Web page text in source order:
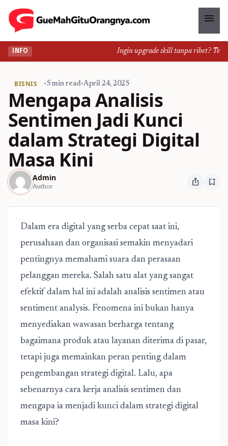
menu
INFO Ingin upgrade skill tanpa ribet?
BISNIS •5 min read•April 24, 2025
Mengapa Analisis
Sentimen Jadi Kunci
dalam Strategi Digital
Masa Kini
Admin
Author ios_share bookmark_add
Dalam era digital yang serba cepat saat ini,
perusahaan dan organisasi semakin menyadari
pentingnya memahami suara dan perasaan
pelanggan mereka. Salah satu alat yang sangat
efektif dalam hal ini adalah analisis sentimen atau
sentiment analysis. Fenomena ini bukan hanya
menyediakan wawasan berharga tentang
bagaimana produk atau layanan diterima di pasar,
tetapi juga memainkan peran penting dalam
pengembangan strategi digital. Lalu, apa
sebenarnya cara kerja analisis sentimen dan
mengapa ia menjadi kunci dalam strategi digital
masa kini?